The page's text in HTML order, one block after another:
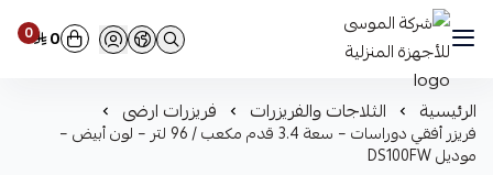
شركة الموسى للأجهزة المنزلية 0 0
الرئيسية الثلاجات والفريزرات فريزرات ارضى
فريزر أفقي دوراسات – سعة 3.4 قدم مكعب / 96 لتر – لون أبيض –
موديل DS100FW